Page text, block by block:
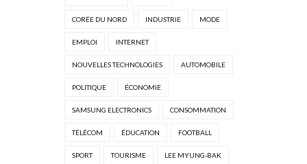
CORÉE DU NORD INDUSTRIE MODE
EMPLOI INTERNET
NOUVELLES TECHNOLOGIES AUTOMOBILE
POLITIQUE ÉCONOMIE
SAMSUNG ELECTRONICS CONSOMMATION
TÉLÉCOM ÉDUCATION FOOTBALL
SPORT TOURISME LEE MYUNG-BAK